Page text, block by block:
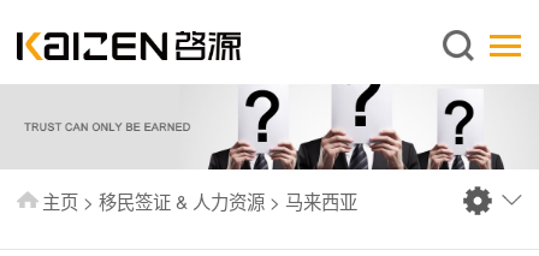
简体中文
关于启源
服务范围
新闻中心
主页 > 移民签证 & 人力资源 > 马来西亚